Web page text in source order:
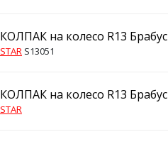
КОЛПАК на колесо R13
STAR S13051
КОЛПАК на колесо R13
STAR